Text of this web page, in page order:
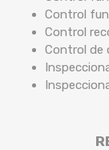
Control
Control
Control de